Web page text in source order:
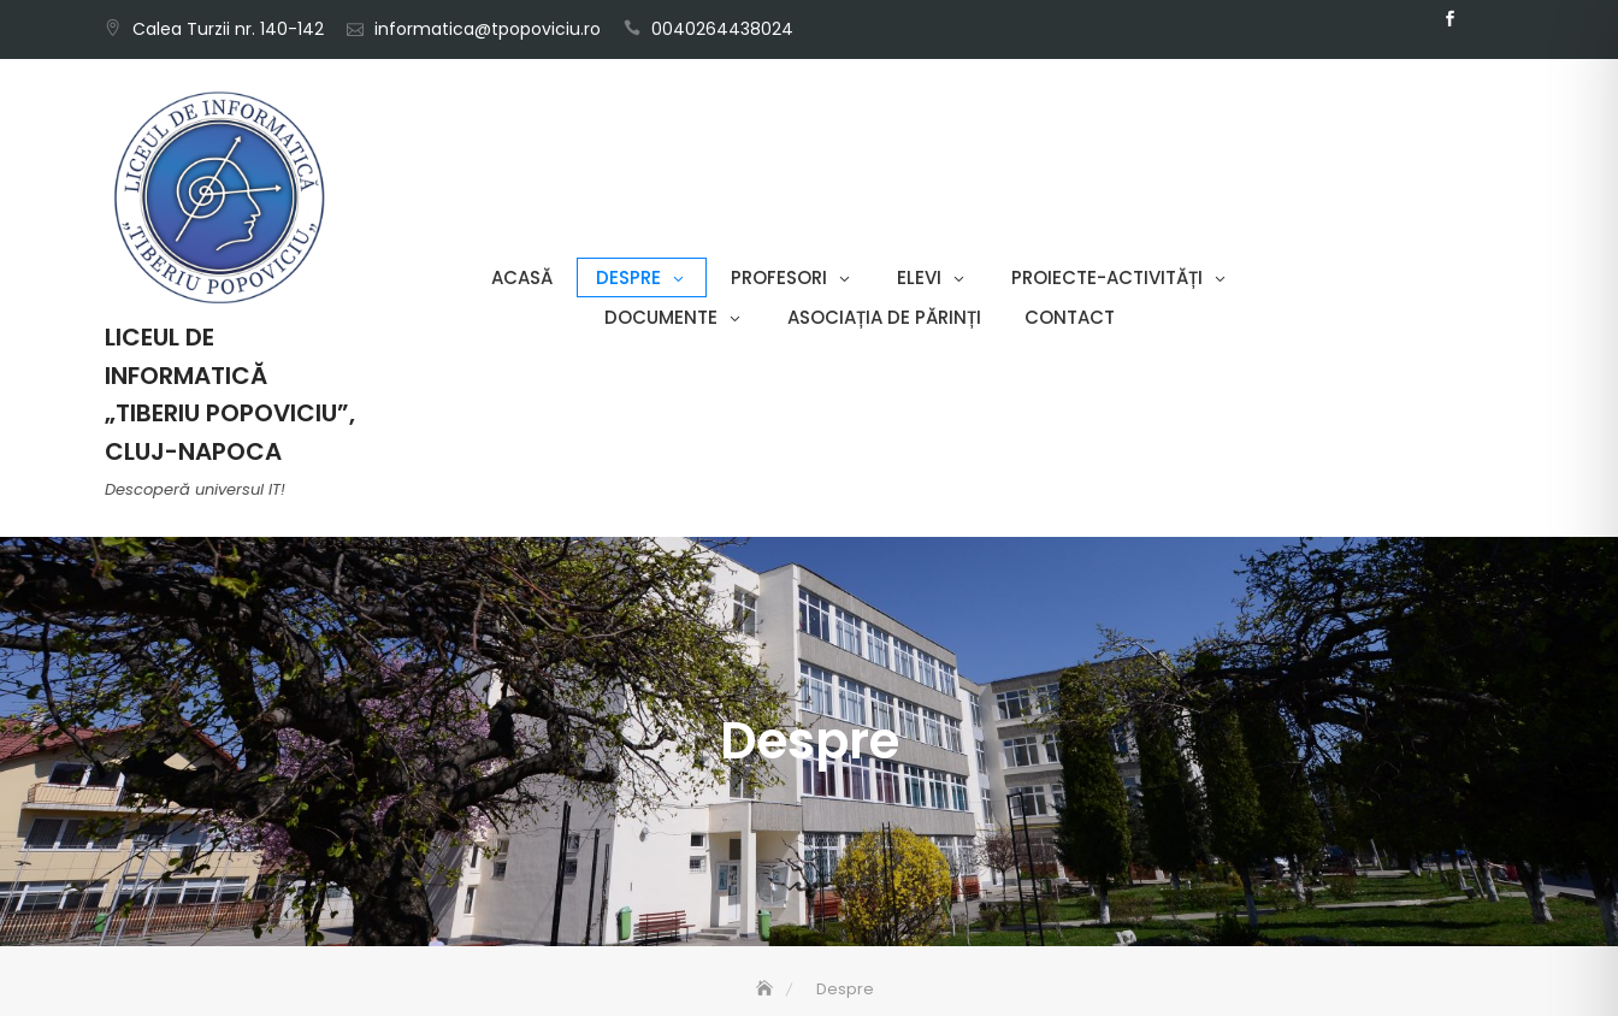
Calea Turzii nr. 140-142 informatica@tpopoviciu.ro 0040264438024
LICEUL DE
INFORMATICĂ
„TIBERIU POPOVICIU”,
CLUJ-NAPOCA
Descoperă universul IT!
ACASĂ DESPRE PROFESORI ELEVI
PROIECTE-ACTIVITĂȚI
DOCUMENTE
ASOCIAȚIA DE PĂRINȚI CONTACT
Despre
Despre